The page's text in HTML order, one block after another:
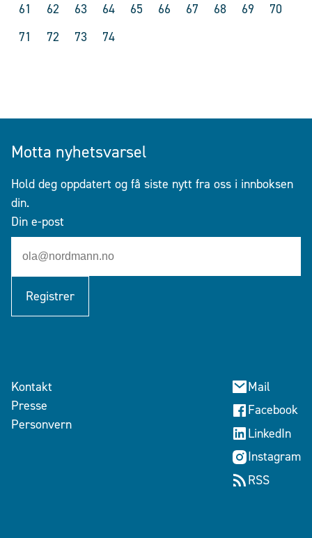
61
62 63 64 65 66 67 68 69
70
71
72 73 74
Motta nyhetsvarsel
Hold deg oppdatert og få siste nytt fra oss i innboksen
din.
Din e-post
Registrer
Kontakt
Presse
Personvern
Mail
Facebook
LinkedIn
Instagram
RSS